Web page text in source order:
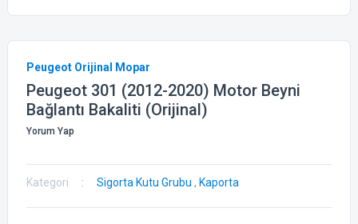
Peugeot Orijinal Mopar
Peugeot 301 (2012-2020) Motor Beyni
Bağlantı Bakaliti (Orijinal)
Yorum Yap
Kategori Sigorta Kutu Grubu , Kaporta